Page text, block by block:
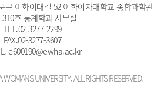
구 이화여대길 52 이화여자대학교 종합과학관
310호 통계학과 사무실
TEL.02-3277-2299
FAX.02-3277-3607
. e600190@ewha.ac.kr
WOMANS UNIVERSITY. ALL RIGHTS RESERVED.